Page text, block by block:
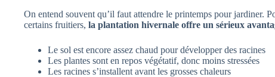
On entend souvent qu’il faut attendre le printemps pour jardiner.
certains fruitiers, la plantation hivernale offre un sérieux
Le sol est encore assez chaud pour développer des racines
Les plantes sont en repos végétatif, donc moins stressées
Les racines s’installent avant les grosses chaleurs